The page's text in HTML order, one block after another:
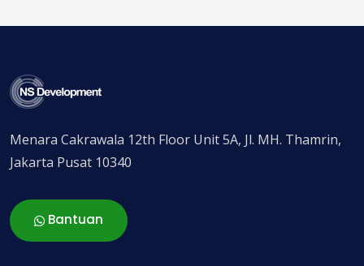
Menara Cakrawala 12th Floor Unit 5A, Jl. MH. Thamrin,
Jakarta Pusat 10340
Bantuan